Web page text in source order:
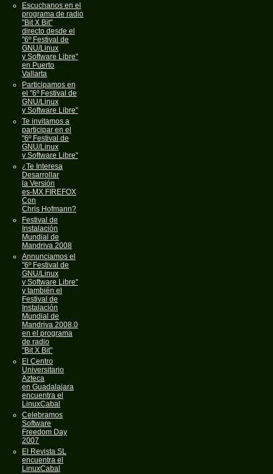
Escuchanos en el
programa de radio
"Bit X Bit"
directo desde el
"6º Festival de
GNU/Linux
y Software Libre"
en Puerto
Vallarta
Participamos en
el "6º Festival de
GNU/Linux
y Software Libre"
Te invitamos a
participar en el
"6º Festival de
GNU/Linux
y Software Libre"
¿Te Interesa
Desarrollar
la Versión
es-MX FIREFOX
Con
Chris Hofmann?
Festival de
Instalación
Mundial de
Mandriva 2008
Annunciamos el
"6º Festival de
GNU/Linux
y Software Libre"
y también el
Festival de
Instalación
Mundial de
Mandriva 2008.0
en el programa
de radio
"Bit X Bit"
El Centro
Universitario
Azteca
en Guadalajara
encuentra el
LinuxCabal
Celebramos
Software
Freedom Day
2007
El Revista SL
encuentra el
LinuxCabal